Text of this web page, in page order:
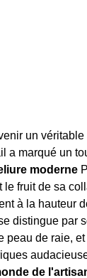
un
a marqué un
moderne
fruit de sa
à la hauteur
distingue par
de raie,
de